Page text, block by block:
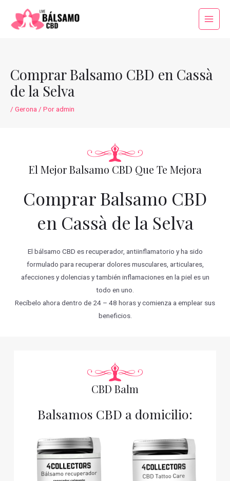
contenido
Main
Comprar Balsamo CBD en Cassà
de la Selva
/ Gerona / Poradmin
El Mejor Balsamo CBD Que Te Mejora
Comprar Balsamo CBD
en Cassà de la Selva
El bálsamo CBD es recuperador, antiinflamatorio y ha sido
formulado para recuperar dolores musculares, articulares,
afecciones y dolencias y también inflamaciones en la piel es un
todo en uno.
Recíbelo ahora dentro de 24 – 48 horas y comienza a emplear sus
beneficios.
CBD Balm
Balsamos CBD a domicilio: